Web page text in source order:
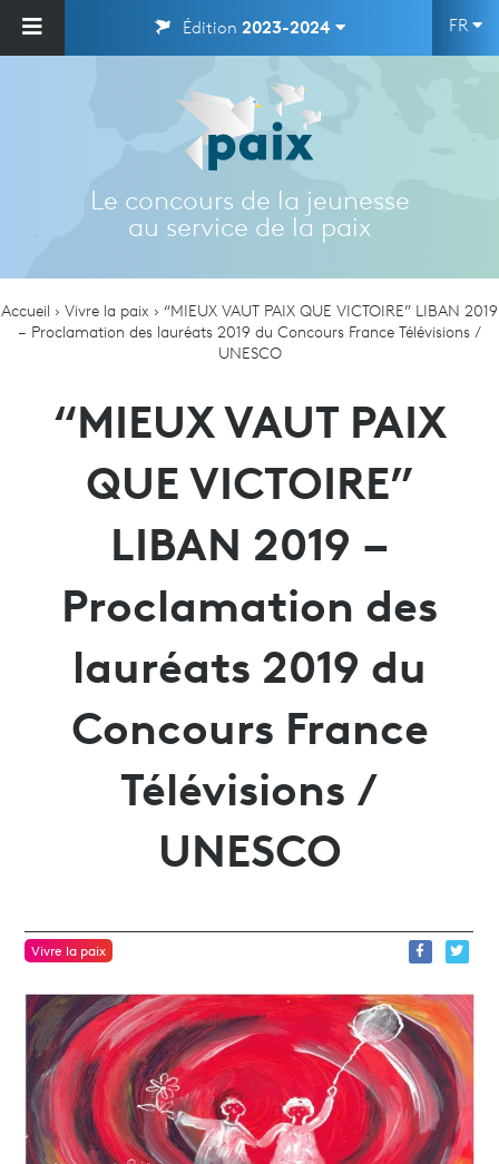
Édition 2023-2024 FR
Le concours de la jeunesse
au service de la paix
Accueil Vivre la paix
“MIEUX VAUT PAIX QUE VICTOIRE” LIBAN 2019
– Proclamation des lauréats 2019 du Concours France Télévisions /
UNESCO
“MIEUX VAUT PAIX
QUE VICTOIRE”
LIBAN 2019 –
Proclamation des
lauréats 2019 du
Concours France
Télévisions /
UNESCO
Vivre la paix